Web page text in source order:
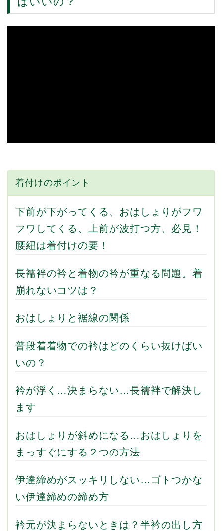
着付けのポイント
下前が下がってくる、おはしょりがフワ
フワしてくる、上前が波打つ方、必見！
腰紐は着付けの要！
長襦袢の衿と着物の衿が重なる問題。着
崩れないコツは？
おはしょりと裾線の関係
普段着着物での衿はどのくらい抜けばい
いの？
衿が浮く…決まらない…長襦袢で解決し
ます
おはしょりが斜めになる…おはしょりを
まっすぐにする２つの方法
伊達締めがスッキリしない…ゴトつかな
い伊達締めの締め方
衿元が決まらないときは？半衿の出し方